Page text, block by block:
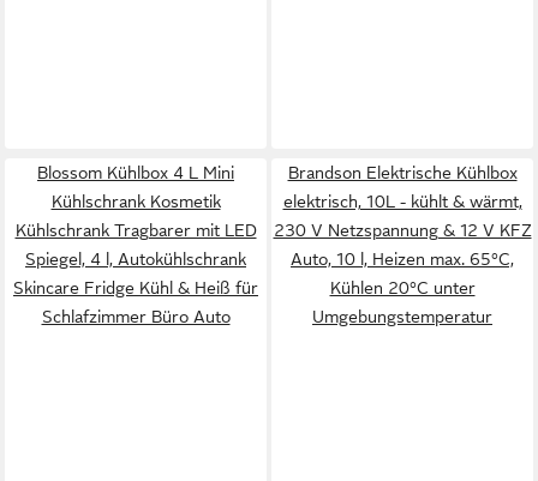
Blossom Kühlbox 4 L Mini
Kühlschrank Kosmetik
Kühlschrank Tragbarer mit LED
Spiegel, 4 l, Autokühlschrank
Skincare Fridge Kühl & Heiß für
Schlafzimmer Büro Auto
Brandson Elektrische Kühlbox
elektrisch, 10L - kühlt & wärmt,
230 V Netzspannung & 12 V KFZ
Auto, 10 l, Heizen max. 65°C,
Kühlen 20°C unter
Umgebungstemperatur